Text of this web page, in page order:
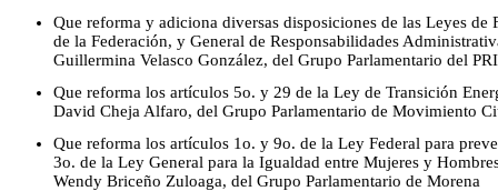
Que reforma y adiciona diversas disposiciones de las Leyes
de la Federación, y General de Responsabilidades
Guillermina Velasco González, del Grupo Parlamentario del PRI
Que reforma los artículos 5o. y 29 de la Ley de Transición
David Cheja Alfaro, del Grupo Parlamentario de Movimiento
Que reforma los artículos 1o. y 9o. de la Ley Federal para
3o. de la Ley General para la Igualdad entre Mujeres y
Wendy Briceño Zuloaga, del Grupo Parlamentario de Morena